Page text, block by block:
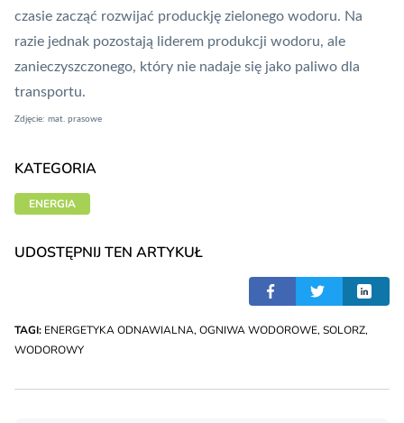
czasie zacząć rozwijać produckję zielonego wodoru. Na
razie jednak pozostają liderem produkcji wodoru, ale
zanieczyszczonego, który nie nadaje się jako paliwo dla
transportu.
Zdjęcie: mat. prasowe
KATEGORIA
ENERGIA
UDOSTĘPNIJ TEN ARTYKUŁ
TAGI: ENERGETYKA ODNAWIALNA, OGNIWA WODOROWE, SOLORZ,
WODOROWY